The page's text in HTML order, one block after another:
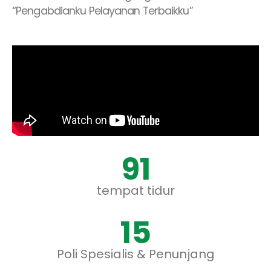
“Pengabdianku Pelayanan Terbaikku”
100
tempat tidur
16
Poli Spesialis & Penunjang